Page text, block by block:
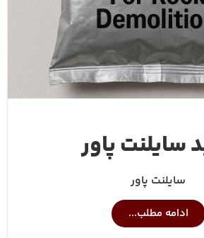
سایلنت پاور
سایلنت پاور
ادامه مطلب...